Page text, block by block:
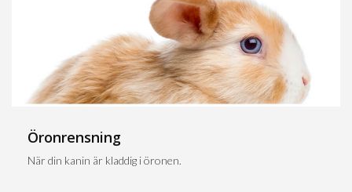
Öronrensning
När din kanin är kladdig i öronen.